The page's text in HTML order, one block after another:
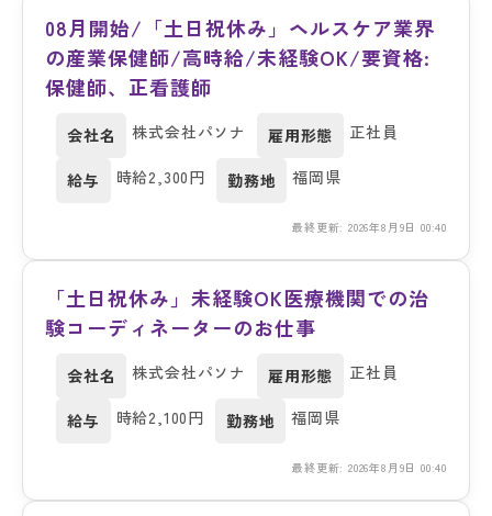
08月開始/「土日祝休み」ヘルスケア業界
の産業保健師/高時給/未経験OK/要資格:
保健師、正看護師
会社名 株式会社パソナ 雇用形態 正社員
給与 時給2,300円 勤務地 福岡県
最終更新: 2026年8月9日 00:40
「土日祝休み」未経験OK医療機関での治
験コーディネーターのお仕事
会社名 株式会社パソナ 雇用形態 正社員
給与 時給2,100円 勤務地 福岡県
最終更新: 2026年8月9日 00:40